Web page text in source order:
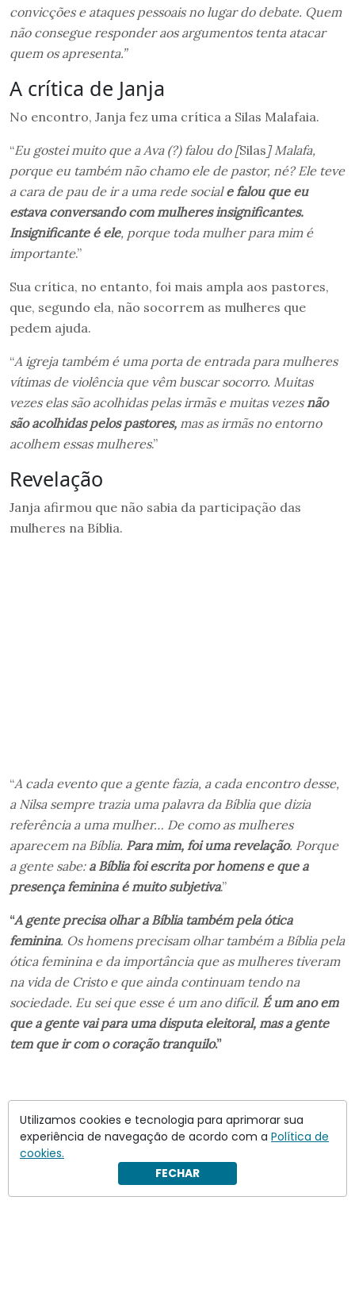
convicções e ataques pessoais no lugar do debate. Quem
não consegue responder aos argumentos tenta atacar
quem os apresenta.”
A crítica de Janja
No encontro, Janja fez uma crítica a Silas Malafaia.
“Eu gostei muito que a Ava (?) falou do [Silas ] Malafa,
porque eu também não chamo ele de pastor, né? Ele teve
a cara de pau de ir a uma rede sociale falou que eu
estava conversando com mulheres insignificantes.
Insignificante é ele, porque toda mulher para mim é
importante.”
Sua crítica, no entanto, foi mais ampla aos pastores,
que, segundo ela, não socorrem as mulheres que
pedem ajuda.
“A igreja também é uma porta de entrada para mulheres
vítimas de violência que vêm buscar socorro. Muitas
vezes elas são acolhidas pelas irmãs e muitas vezes não
são acolhidas pelos pastores, mas as irmãs no entorno
acolhem essas mulheres.”
Revelação
Janja afirmou que não sabia da participação das
mulheres na Bíblia.
“A cada evento que a gente fazia, a cada encontro desse,
a Nilsa sempre trazia uma palavra da Bíblia que dizia
referência a uma mulher… De como as mulheres
aparecem na Bíblia. Para mim, foi uma revelação. Porque
a gente sabe: a Bíblia foi escrita por homens e que a
presença feminina é muito subjetiva.”
“A gente precisa olhar a Bíblia também pela ótica
feminina. Os homens precisam olhar também a Bíblia pela
ótica feminina e da importância que as mulheres tiveram
na vida de Cristo e que ainda continuam tendo na
sociedade. Eu sei que esse é um ano difícil. É um ano em
que a gente vai para uma disputa eleitoral, mas a gente
tem que ir com o coração tranquilo.”
Utilizamos cookies e tecnologia para aprimorar sua
experiência de navegação de acordo com a Política de
cookies.
FECHAR